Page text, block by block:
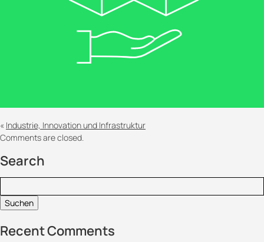
« Industrie, Innovation und Infrastruktur
Comments are closed.
Search
Recent Comments